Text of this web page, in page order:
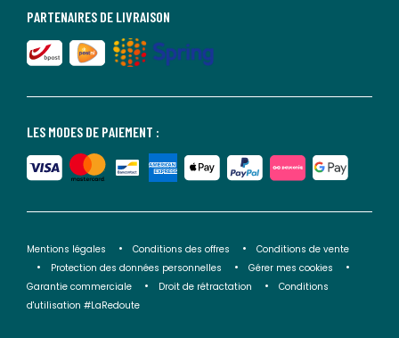
LES MODES DE PAIEMENT :
PARTENAIRES DE LIVRAISON
Mentions légales Conditions des offres
Conditions de vente
Protection des données personnelles
Gérer mes cookies
Garantie commerciale
Droit de rétractation
Conditions
d'utilisation #LaRedoute